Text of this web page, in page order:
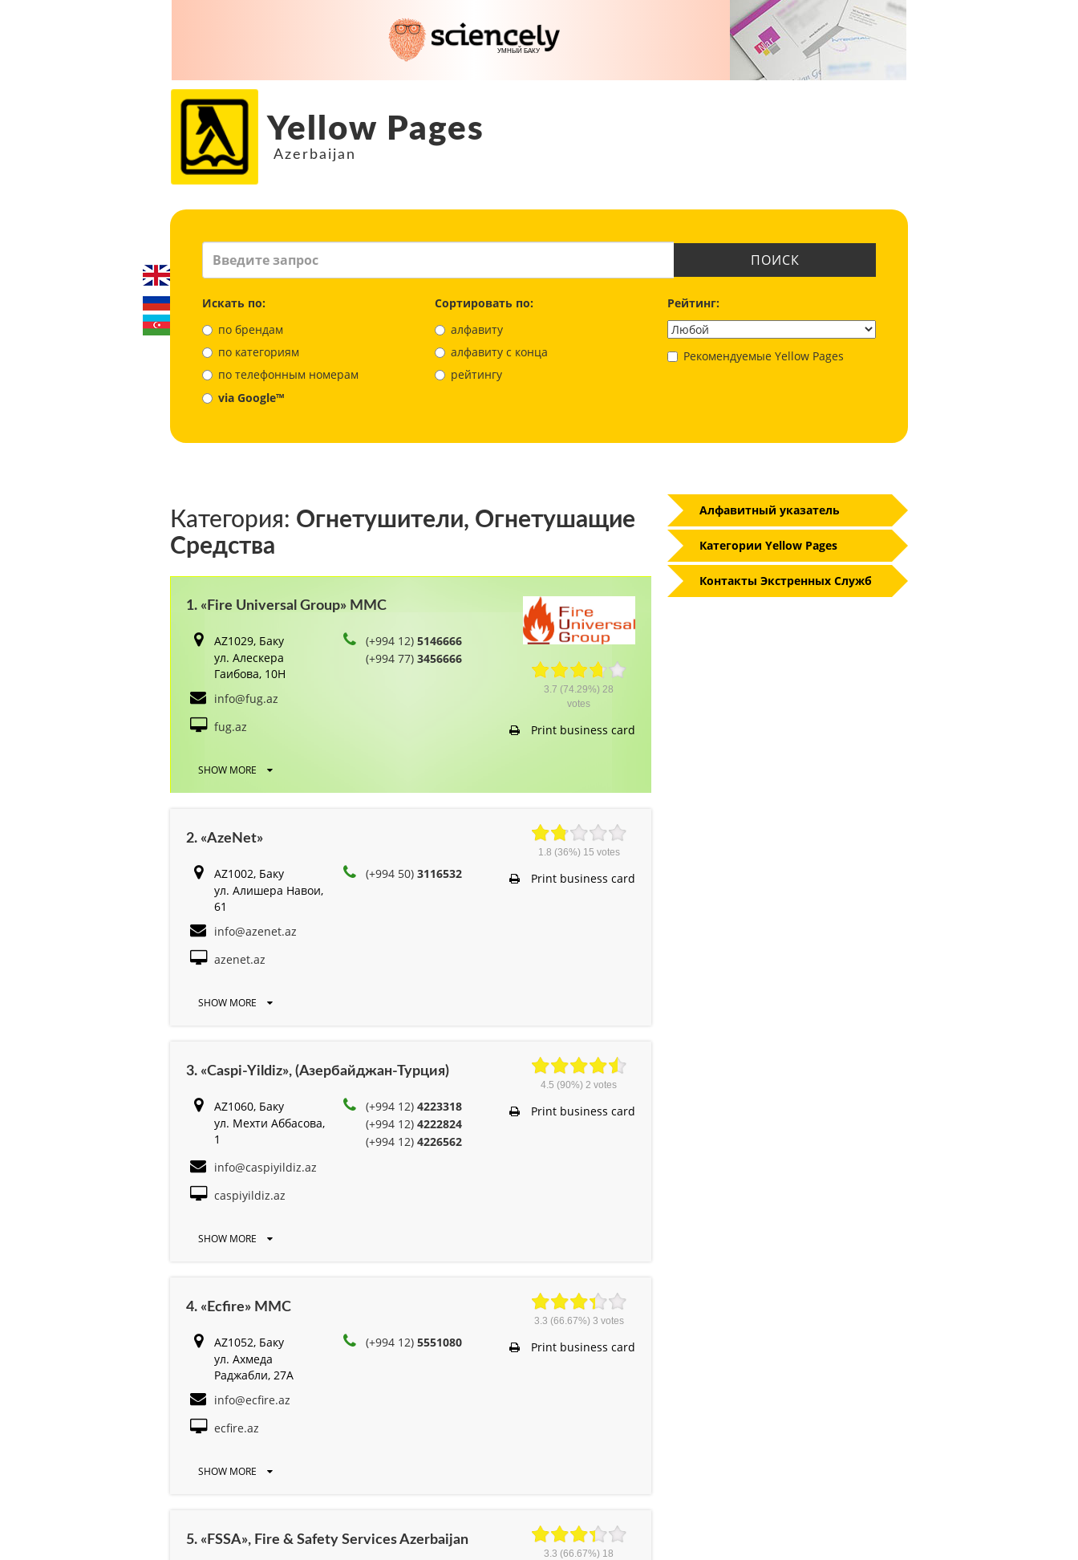
Yellow Pages
Azerbaijan
ПОИСК
Искать по:
по брендам
по категориям
по телефонным номерам
via Google™
Сортировать по:
алфавиту
aлфавиту с конца
рейтингу
Рейтинг:
Рекомендуемые Yellow Pages
Категория: Огнетушители, Огнетушащие
Средства
1. «Fire Universal Group» MMC
AZ1029, Баку
ул. Алескера
Гаибова, 10H
(+994 12)5146666
(+994 77)3456666
info@fug.az
fug.az
SHOW MORE
3.7 (74.29%)28
votes
Print business card
2. «AzeNet»
AZ1002, Баку
ул. Алишера Навои,
61
(+994 50)3116532
info@azenet.az
azenet.az
SHOW MORE
1.8 (36%) 15 votes
Print business card
3. «Caspi-Yildiz», (Азербайджан-Турция)
AZ1060, Баку
ул. Мехти Аббасова,
1
(+994 12)4223318
(+994 12)4222824
(+994 12)4226562
info@caspiyildiz.az
caspiyildiz.az
SHOW MORE
4.5 (90%) 2 votes
Print business card
4. «Ecfire» MMC
AZ1052, Баку
ул. Ахмеда
Раджабли, 27А
(+994 12)5551080
info@ecfire.az
ecfire.az
SHOW MORE
3.3 (66.67%) 3 votes
Print business card
5. «FSSA», Fire & Safety Services Azerbaijan
3.3 (66.67%) 18
Алфавитный указатель
Категории Yellow Pages
Контакты Экстренных Служб